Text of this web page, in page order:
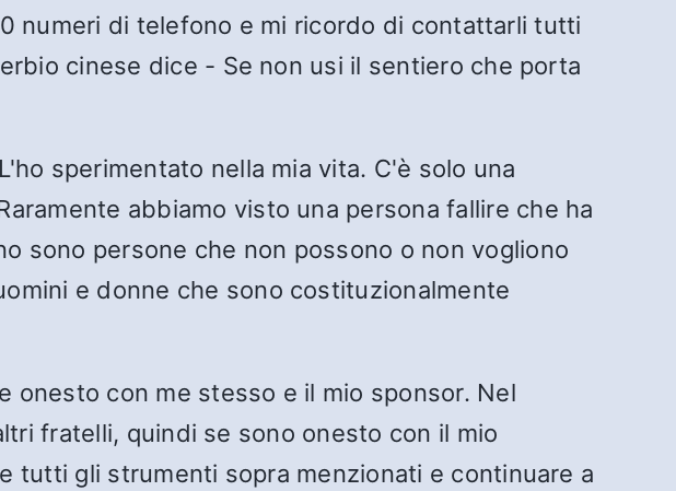
numeri di telefono e mi ricordo di contattarli tutti
cinese dice - Se non usi il sentiero che porta
sperimentato nella mia vita. C'è solo una
abbiamo visto una persona fallire che ha
sono persone che non possono o non vogliono
e donne che sono costituzionalmente
onesto con me stesso e il mio sponsor. Nel
fratelli, quindi se sono onesto con il mio
tutti gli strumenti sopra menzionati e continuare a